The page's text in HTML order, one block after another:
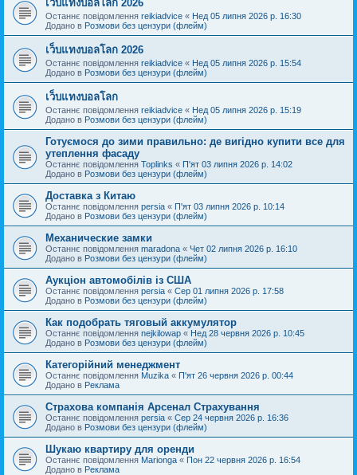
เว็บแทงบอลโลก 2026
Останнє повідомлення reikiadvice « Нед 05 липня 2026 р. 16:30
Додано в Розмови без цензури (флейм)
เว็บแทงบอลโลก 2026
Останнє повідомлення reikiadvice « Нед 05 липня 2026 р. 15:54
Додано в Розмови без цензури (флейм)
เว็บแทงบอลโลก
Останнє повідомлення reikiadvice « Нед 05 липня 2026 р. 15:19
Додано в Розмови без цензури (флейм)
Готуємося до зими правильно: де вигідно купити все для
утеплення фасаду
Останнє повідомлення Toplinks « П'ят 03 липня 2026 р. 14:02
Додано в Розмови без цензури (флейм)
Доставка з Китаю
Останнє повідомлення persia « П'ят 03 липня 2026 р. 10:14
Додано в Розмови без цензури (флейм)
Механические замки
Останнє повідомлення maradona « Чет 02 липня 2026 р. 16:10
Додано в Розмови без цензури (флейм)
Аукціон автомобілів із США
Останнє повідомлення persia « Сер 01 липня 2026 р. 17:58
Додано в Розмови без цензури (флейм)
Как подобрать тяговый аккумулятор
Останнє повідомлення nejkilowap « Нед 28 червня 2026 р. 10:45
Додано в Розмови без цензури (флейм)
Категорійний менеджмент
Останнє повідомлення Muzika « П'ят 26 червня 2026 р. 00:44
Додано в Реклама
Страхова компанія Арсенал Страхування
Останнє повідомлення persia « Сер 24 червня 2026 р. 16:36
Додано в Розмови без цензури (флейм)
Шукаю квартиру для оренди
Останнє повідомлення Marionga « Пон 22 червня 2026 р. 16:54
Додано в Реклама